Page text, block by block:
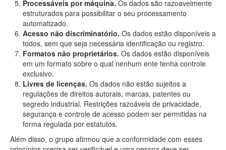
Processáveis por máquina. Os dados são razoavelmente
estruturados para possibilitar o seu processamento
automatizado.
Acesso não discriminatório. Os dados estão disponíveis a
todos, sem que seja necessária identificação ou registro.
Formatos não proprietários. Os dados estão disponíveis
em um formato sobre o qual nenhum ente tenha controle
exclusivo.
Livres de licenças. Os dados não estão sujeitos a
regulações de direitos autorais, marcas, patentes ou
segredo industrial. Restrições razoáveis de privacidade,
segurança e controle de acesso podem ser permitidas na
forma regulada por estatutos.
Além disso, o grupo afirmou que a conformidade com esses